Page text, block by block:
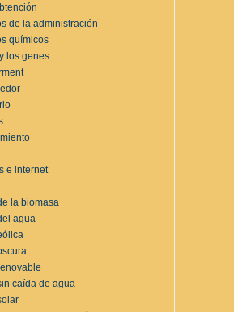
de la administración
químicos
los genes
e internet
la biomasa
agua
caída de agua